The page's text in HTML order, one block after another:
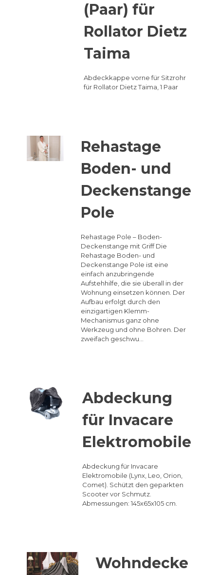
(Paar) für
Rollator Dietz
Taima
Abdeckkappe vorne für Sitzrohr
für Rollator Dietz Taima, 1 Paar
Rehastage
Boden- und
Deckenstange
Pole
Rehastage Pole – Boden-
Deckenstange mit Griff Die
Rehastage Boden- und
Deckenstange Pole ist eine
einfach anzubringende
Aufstehhilfe, die sie überall in der
Wohnung einsetzen können. Der
Aufbau erfolgt durch den
einzigartigen Klemm-
Mechanismus ganz ohne
Werkzeug und ohne Bohren. Der
zweifach geschwu…
Abdeckung
für Invacare
Elektromobile
Abdeckung für Invacare
Elektromobile (Lynx, Leo, Orion,
Comet). Schützt den geparkten
Scooter vor Schmutz.
Abmessungen: 145x65x105 cm.
Wohndecke